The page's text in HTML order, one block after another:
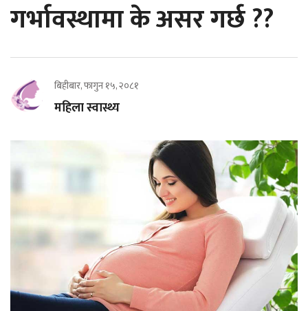
गर्भावस्थामा के असर गर्छ ??
बिहीबार, फागुन १५, २०८१
महिला स्वास्थ्य